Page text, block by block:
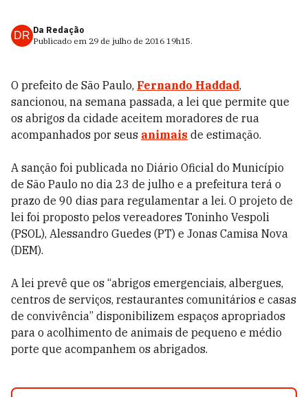
DR Da Redação
Publicado em 29 de julho de 2016 19h15.
O prefeito de São Paulo, Fernando Haddad,
sancionou, na semana passada, a lei que permite que
os abrigos da cidade aceitem moradores de rua
acompanhados por seus animais de estimação.
A sanção foi publicada no Diário Oficial do Município
de São Paulo no dia 23 de julho e a prefeitura terá o
prazo de 90 dias para regulamentar a lei. O projeto de
lei foi proposto pelos vereadores Toninho Vespoli
(PSOL), Alessandro Guedes (PT) e Jonas Camisa Nova
(DEM).
A lei prevê que os “abrigos emergenciais, albergues,
centros de serviços, restaurantes comunitários e casas
de convivência” disponibilizem espaços apropriados
para o acolhimento de animais de pequeno e médio
porte que acompanhem os abrigados.